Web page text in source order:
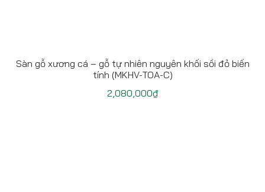
Sàn gỗ xương cá – gỗ tự nhiên nguyên khối sồi đỏ biến
tính (MKHV-TOA-C)
2,080,000₫